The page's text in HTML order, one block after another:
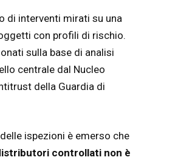
di interventi mirati su una
con profili di rischio.
sulla base di analisi
centrale dal Nucleo
della Guardia di
ispezioni è emerso che
controllati non è